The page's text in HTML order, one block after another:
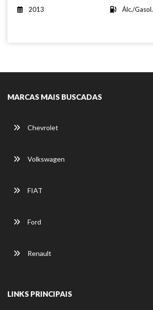
2013
Álc./Gasol.
MARCAS MAIS BUSCADAS
Chevrolet
Volkswagen
FIAT
Ford
Renault
LINKS PRINCIPAIS